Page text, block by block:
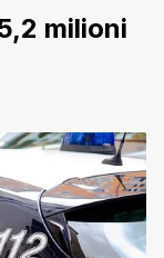
milioni